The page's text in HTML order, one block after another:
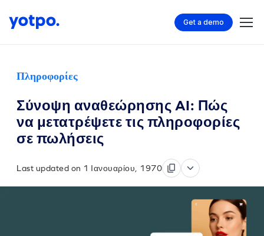
Get a demo
Πληροφορίες
Σύνοψη αναθεώρησης AI: Πώς
να μετατρέψετε τις πληροφορίες
σε πωλήσεις
Last updated on 1 Ιανουαρίου, 1970